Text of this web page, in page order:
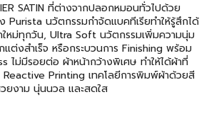
SATIN ที่ต่างจากปลอกหมอนทั่วไปด้วย
นวัตกรรมกำจัดแบคทีเรียทำให้รู้สึกได้
ใหม่ทุกวัน, Ultra Soft นวัตกรรมเพิ่มความนุ่ม
แต่งสำเร็จ หรือกระบวนการ Finishing พร้อม
ไม่มีรอยต่อ ผ้าหน้ากว้างพิเศษ ทำให้ได้ผ้าที่
Reactive Printing เทคโลยีการพิมพ์ผ้าด้วยสี
ยงาม นุ่นนวล และสดใส